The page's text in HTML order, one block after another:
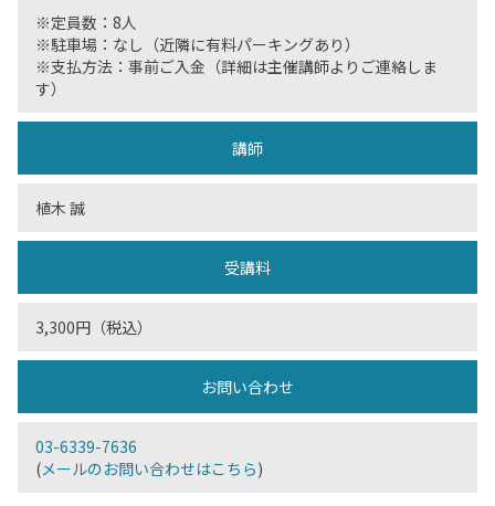
※定員数：8人
※駐車場：なし（近隣に有料パーキングあり）
※支払方法：事前ご入金（詳細は主催講師よりご連絡しま
す）
講師
植木 誠
受講料
3,300円（税込）
お問い合わせ
03-6339-7636
(メールのお問い合わせはこちら)